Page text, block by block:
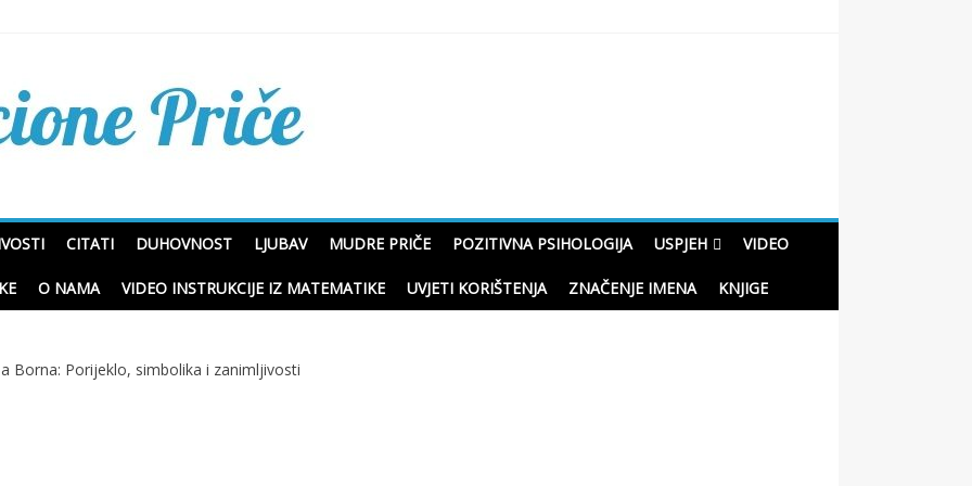
CITATI DUHOVNOST LJUBAV MUDRE PRIČE POZITIVNA PSIHOLOGIJA USPJEH VIDEO
O NAMA VIDEO INSTRUKCIJE IZ MATEMATIKE UVJETI KORIŠTENJA ZNAČENJE IMENA KNJIGE
Borna: Porijeklo, simbolika i zanimljivosti